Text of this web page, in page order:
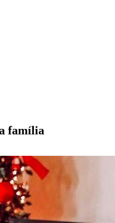
família